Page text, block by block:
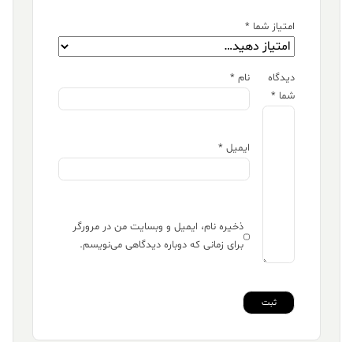
امتیاز شما *
دیدگاه
شما *
نام *
ایمیل *
ذخیره نام، ایمیل و وبسایت من در مرورگر
برای زمانی که دوباره دیدگاهی می‌نویسم.